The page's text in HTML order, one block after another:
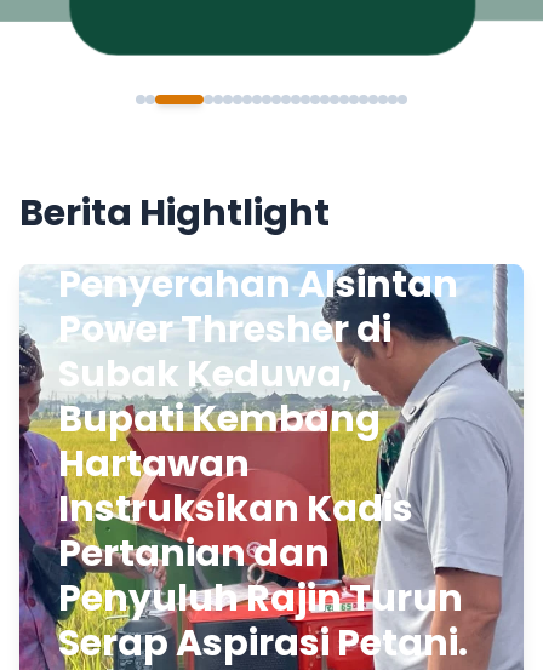
Berita Hightlight
Penyerahan Alsintan
Power Thresher di
Subak Keduwa,
Bupati Kembang
Hartawan
Instruksikan Kadis
Pertanian dan
Penyuluh Rajin Turun
Serap Aspirasi Petani.